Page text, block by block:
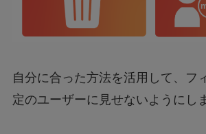
自分に合った方法を活用して、フ
定のユーザーに見せないようにし